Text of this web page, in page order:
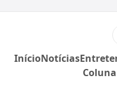
InícioNotícias